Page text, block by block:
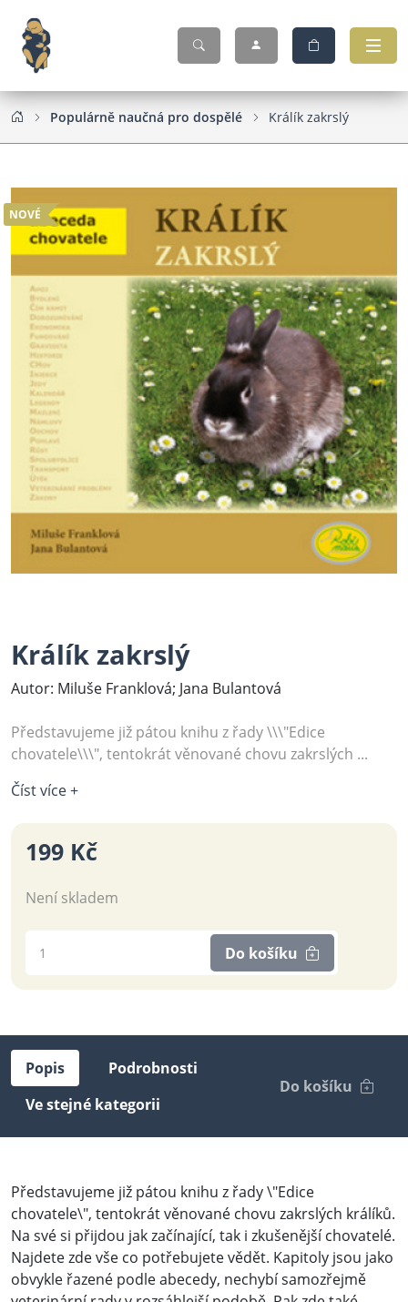
Populárně naučná pro dospělé Králík zakrslý
NOVÉ
Králík zakrslý
Autor: Miluše Franklová; Jana Bulantová
Představujeme již pátou knihu z řady \\\"Edice
chovatele\\\", tentokrát věnované chovu zakrslých ...
Číst více +
199 Kč
Není skladem
Do košíku
Popis
Podrobnosti
Ve stejné kategorii
Do košíku
Představujeme již pátou knihu z řady \"Edice
chovatele\", tentokrát věnované chovu zakrslých králíků.
Na své si přijdou jak začínající, tak i zkušenější chovatelé.
Najdete zde vše co potřebujete vědět. Kapitoly jsou jako
obvykle řazené podle abecedy, nechybí samozřejmě